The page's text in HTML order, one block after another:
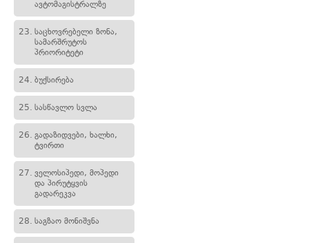
ავტომაგისტრალზე
23. საცხოვრებელი ზონა,
სამარშრუტოს
პრიორიტეტი
24. ბუქსირება
25. სასწავლო სვლა
26. გადაზიდვები, ხალხი,
ტვირთი
27. ველოსიპედი, მოპედი
და პირუტყვის
გადარეკვა
28. საგზაო მონიშვნა